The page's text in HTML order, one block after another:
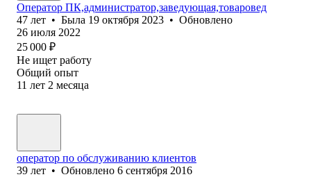
Оператор ПК,администратор,заведующая,товаровед
47 лет • Была 19 октября 2023 • Обновлено
26 июля 2022
25 000 ₽
Не ищет работу
Общий опыт
11 лет 2 месяца
оператор по обслуживанию клиентов
39 лет • Обновлено 6 сентября 2016